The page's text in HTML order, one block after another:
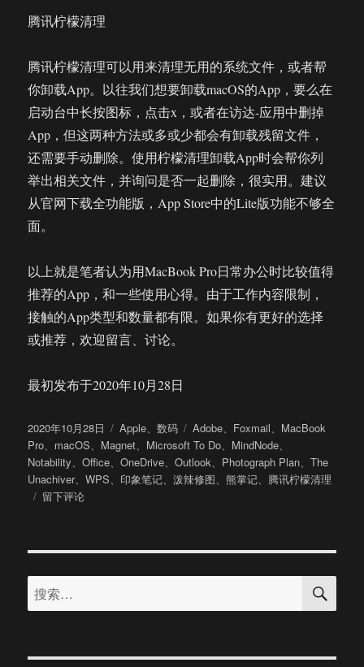
腾讯柠檬清理
腾讯柠檬清理可以用来清理无用的系统文件，或者帮
你卸载App。以往我们想要卸载macOS的App，要么在
启动台中长按图标，点击x，或者在访达-应用中删掉
App，但这两种方法或多或少都会有卸载残留文件，
还需要手动删除。使用柠檬清理卸载App时会帮你列
举出相关文件，并询问是否一起删除，很实用。建议
从官网下载全功能版，App Store中的Lite版功能不够全
面。
以上就是笔者认为用MacBook Pro日常办公时比较值得
推荐的App，和一些使用心得。由于工作内容限制，
接触的App类型和数量都有限。如果你有更好的选择
或推荐，欢迎留言、讨论。
最初发布于2020年10月28日
发
布
于
2020年10月28日
分
类
Apple、数码
标
签
Adobe、 Foxmail、 MacBook
Pro、 macOS、 Magnet、 Microsoft To Do、 MindNode、
Notability、Office、OneDrive、Outlook、 Photograph Plan、The
Unachiver、WPS、 印象笔记、泼辣修图、 熊掌记、 腾讯柠檬清理
于
用
推
荐：
写
留下评论
搜
索：
搜